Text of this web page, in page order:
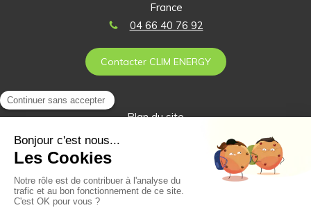
France
04 66 40 76 92
Contacter CLIM ENERGY
Plan du site